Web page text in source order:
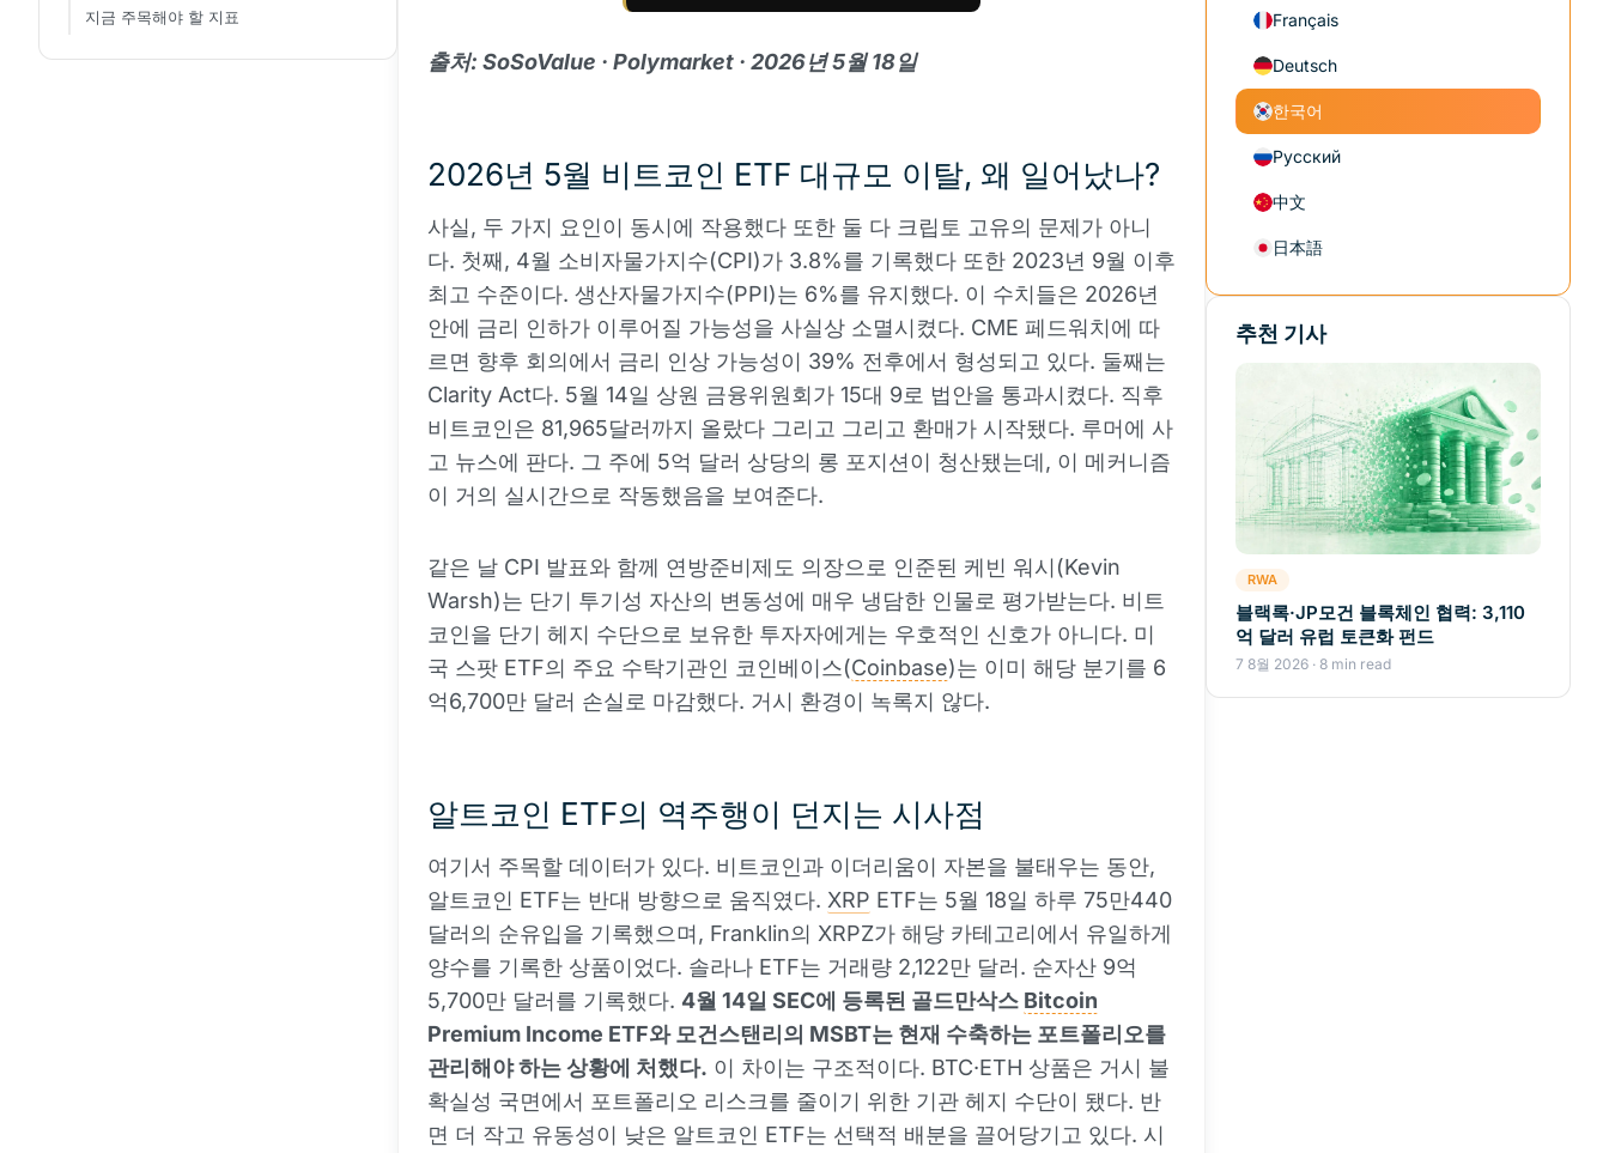
출처: SoSoValue · Polymarket · 2026년 5월 18일
2026년 5월 비트코인 ETF 대규모 이탈, 왜 일어났나?
사실, 두 가지 요인이 동시에 작용했다 또한 둘 다 크립토 고유의 문제가 아니
다. 첫째, 4월 소비자물가지수(CPI)가 3.8%를 기록했다 또한 2023년 9월 이후
최고 수준이다. 생산자물가지수(PPI)는 6%를 유지했다. 이 수치들은 2026년
안에 금리 인하가 이루어질 가능성을 사실상 소멸시켰다. CME 페드워치에 따
르면 향후 회의에서 금리 인상 가능성이 39% 전후에서 형성되고 있다. 둘째는
Clarity Act다. 5월 14일 상원 금융위원회가 15대 9로 법안을 통과시켰다. 직후
비트코인은 81,965달러까지 올랐다 그리고 그리고 환매가 시작됐다. 루머에 사
고 뉴스에 판다. 그 주에 5억 달러 상당의 롱 포지션이 청산됐는데, 이 메커니즘
이 거의 실시간으로 작동했음을 보여준다.
같은 날 CPI 발표와 함께 연방준비제도 의장으로 인준된 케빈 워시(Kevin
Warsh)는 단기 투기성 자산의 변동성에 매우 냉담한 인물로 평가받는다. 비트
코인을 단기 헤지 수단으로 보유한 투자자에게는 우호적인 신호가 아니다. 미
국 스팟 ETF의 주요 수탁기관인 코인베이스(Coinbase)는 이미 해당 분기를 6
억6,700만 달러 손실로 마감했다. 거시 환경이 녹록지 않다.
알트코인 ETF의 역주행이 던지는 시사점
여기서 주목할 데이터가 있다. 비트코인과 이더리움이 자본을 불태우는 동안,
알트코인 ETF는 반대 방향으로 움직였다. XRP ETF는 5월 18일 하루 75만440
달러의 순유입을 기록했으며, Franklin의 XRPZ가 해당 카테고리에서 유일하게
양수를 기록한 상품이었다. 솔라나 ETF는 거래량 2,122만 달러. 순자산 9억
5,700만 달러를 기록했다. 4월 14일 SEC에 등록된 골드만삭스 Bitcoin
Premium Income ETF와 모건스탠리의 MSBT는 현재 수축하는 포트폴리오를
관리해야 하는 상황에 처했다. 이 차이는 구조적이다. BTC·ETH 상품은 거시 불
확실성 국면에서 포트폴리오 리스크를 줄이기 위한 기관 헤지 수단이 됐다. 반
면 더 작고 유동성이 낮은 알트코인 ETF는 선택적 배분을 끌어당기고 있다. 시
지금 주목해야 할 지표
Français
Deutsch
한국어
Русский
中文
日本語
추천 기사
RWA
블랙록·JP모건 블록체인 협력: 3,110
억 달러 유럽 토큰화 펀드
7 8월 2026 · 8 min read